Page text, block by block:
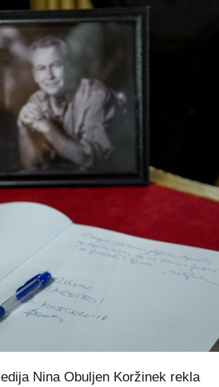
Nina Obuljen Koržinek rekla